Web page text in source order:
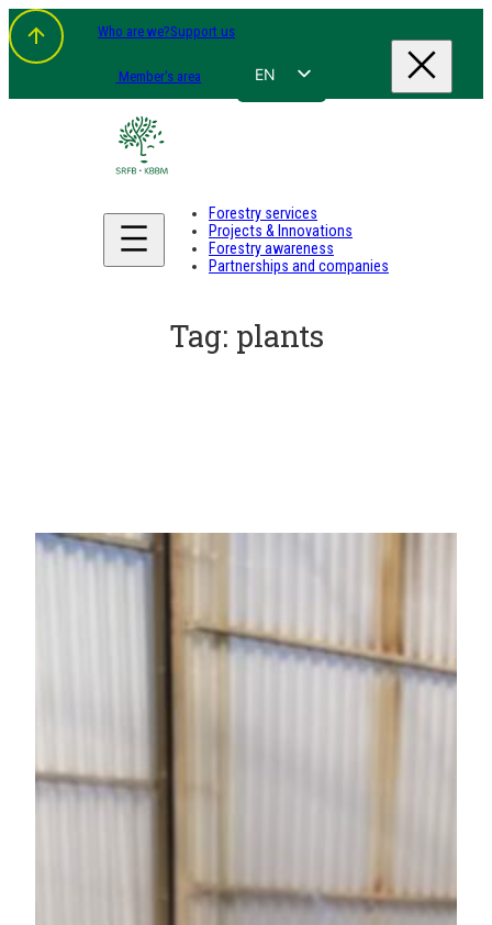
Skip
to
content
Who are we?Support us
Member's area EN
DE
Forestry services
Projects & Innovations
Forestry awareness
Partnerships and companies
Tag: plants